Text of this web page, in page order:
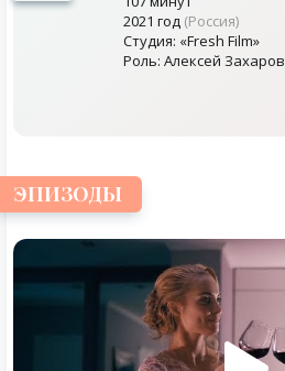
2021 год (Россия)
Студия: «Fresh Film»
Роль: Алексей Захаров
ЭПИЗОДЫ